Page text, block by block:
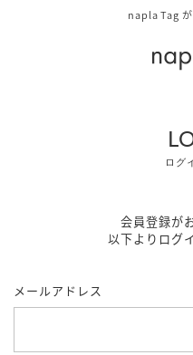
napla Tag
ログ
会員登録が
以下よりログ
メールアドレス